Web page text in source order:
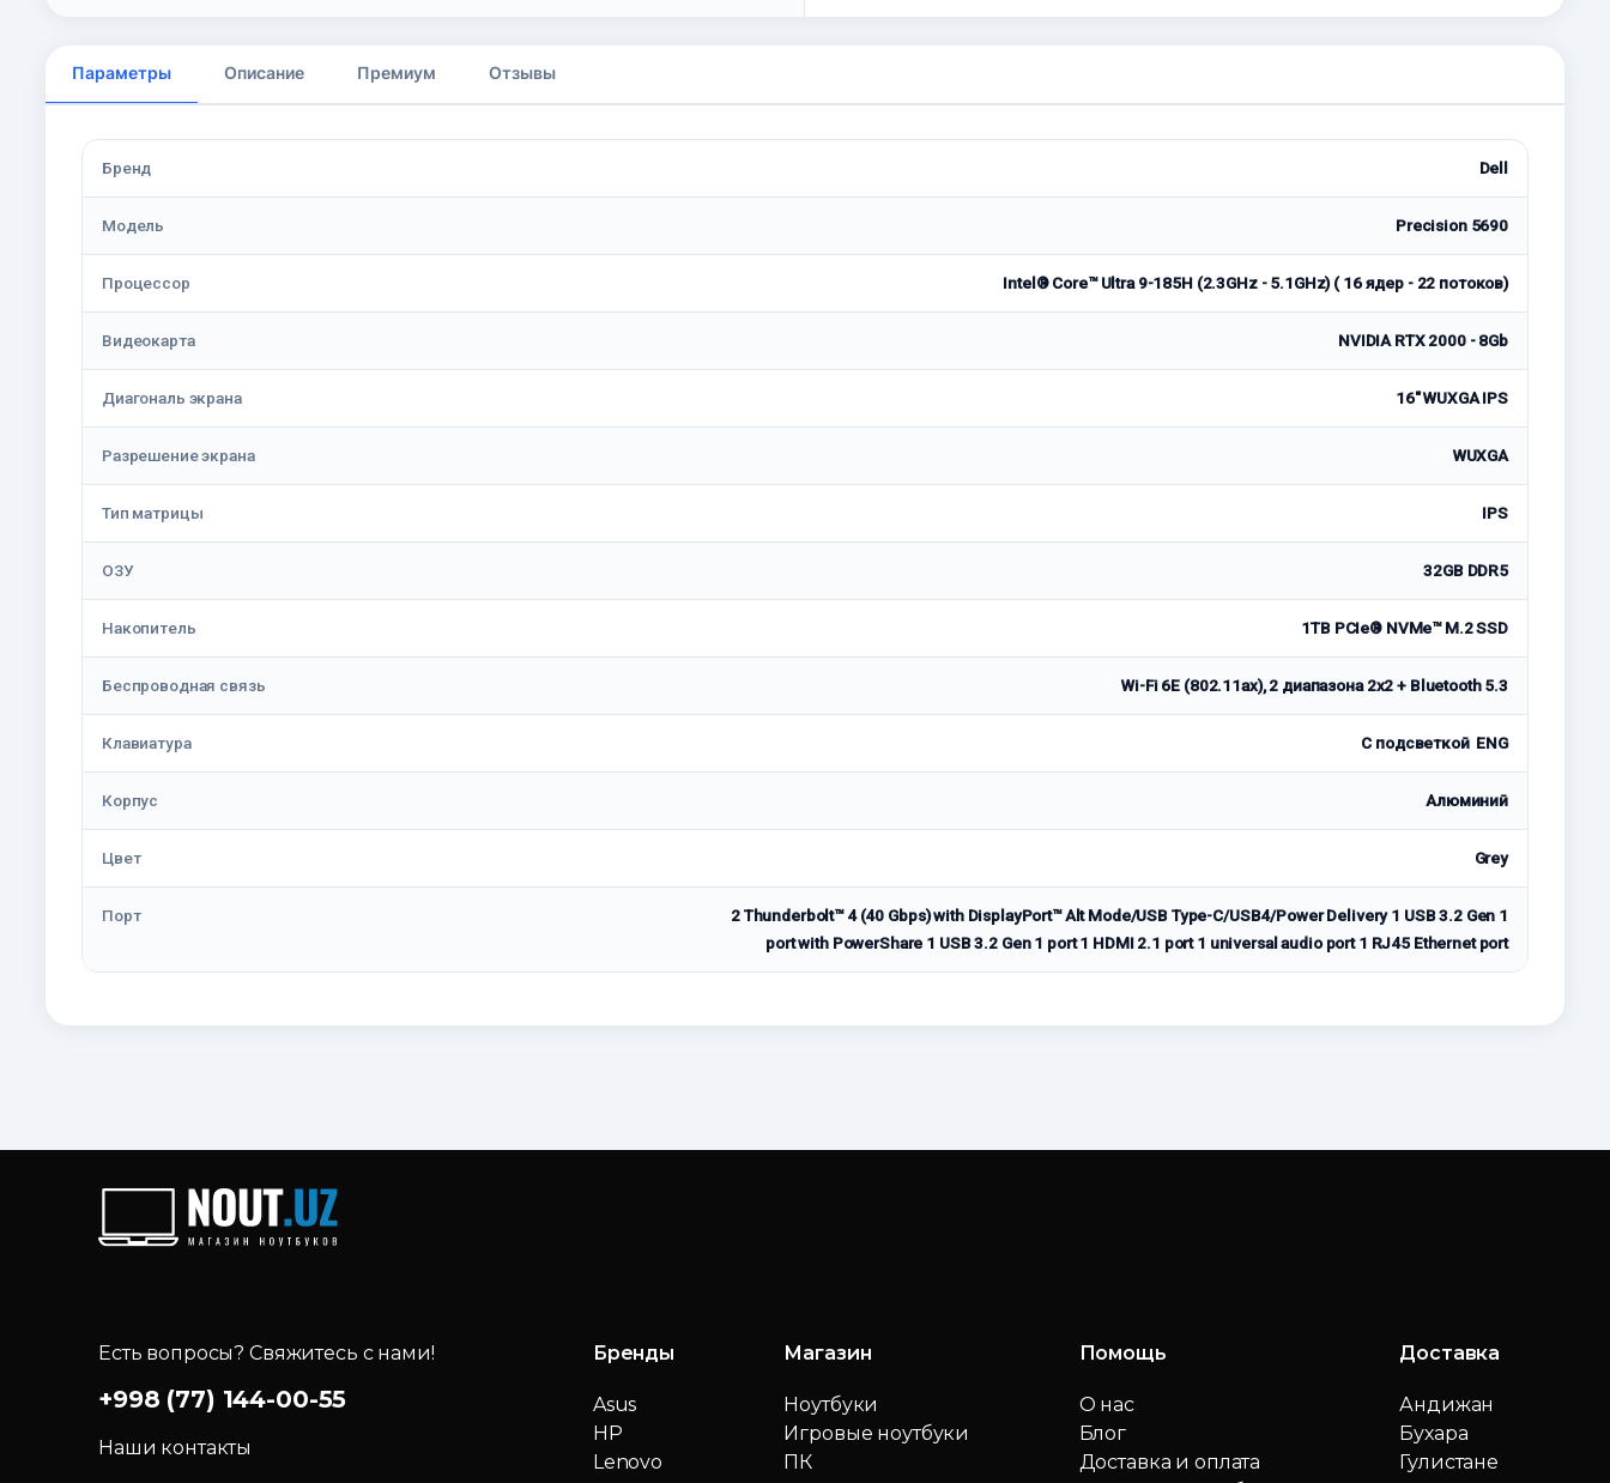
Параметры Описание Премиум Отзывы
Бренд Dell
Модель Precision 5690
Процессор Intel® Core™ Ultra 9-185H (2.3GHz - 5.1GHz) ( 16 ядер - 22 потоков)
Видеокарта NVIDIA RTX 2000 - 8Gb
Диагональ экрана 16" WUXGA IPS
Разрешение экрана WUXGA
Тип матрицы IPS
ОЗУ 32GB DDR5
Накопитель 1TB PCIe® NVMe™ M.2 SSD
Беспроводная связь Wi-Fi 6E (802.11ax), 2 диапазона 2х2 + Bluetooth 5.3
Клавиатура С подсветкой ENG
Корпус Алюминий
Цвет Grey
Порт
2 Thunderbolt™ 4 (40 Gbps) with DisplayPort™ Alt Mode/USB Type-C/USB4/Power Delivery 1 USB 3.2 Gen 1
port with PowerShare 1 USB 3.2 Gen 1 port 1 HDMI 2.1 port 1 universal audio port 1 RJ45 Ethernet port
Есть вопросы? Свяжитесь с нами!
+998 (77) 144-00-55
Наши контакты
Бренды
Asus
HP
Lenovo
Магазин
Ноутбуки
Игровые ноутбуки
ПК
Помощь
О нас
Блог
Доставка и оплата
Доставка
Андижан
Бухара
Гулистане